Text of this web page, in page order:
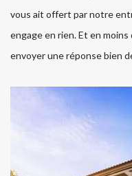
vous ait offert par notre
engage en rien. Et en
envoyer une réponse bien